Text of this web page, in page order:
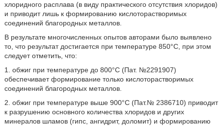
хлоридного расплава (в виду практического отсутствия хлоридов)
и приводит лишь к формированию кислоторастворимых
соединений благородных металлов.
В результате многочисленных опытов авторами было выявлено
то, что результат достигается при температуре 850°С, при этом
следует отметить, что:
1. обжиг при температуре до 800°С (Пат. №2291907)
обеспечивает формирование только кислоторастворимых
соединений благородных металлов.
2. обжиг при температуре выше 900°С (Пат.№ 2386710) приводит
к разрушению основного количества хлоридов и других
минералов шламов (гипс, ангидрит, доломит) и формированию